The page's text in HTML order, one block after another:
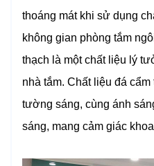
thoáng mát khi sử dụng
không gian phòng tắm
thạch là một chất liệu lý
nhà tắm. Chất liệu đá
tường sáng, cùng ánh
sáng, mang cảm giác